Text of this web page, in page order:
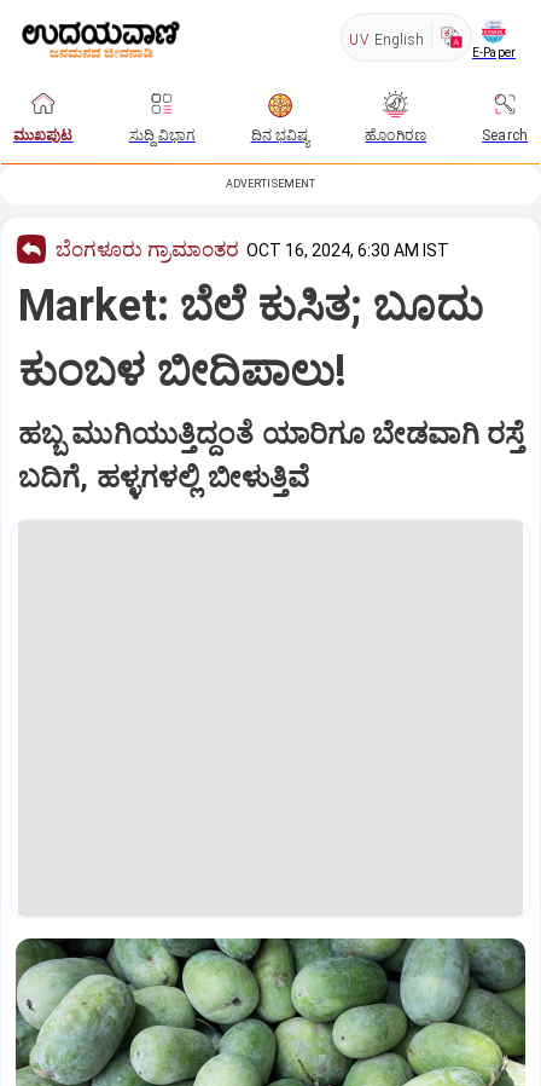
UV English
E-Paper
ಮುಖಪುಟ ಸುದ್ದಿ ವಿಭಾಗ ದಿನ ಭವಿಷ್ಯ ಹೊಂಗಿರಣ Search
ADVERTISEMENT
ಬೆಂಗಳೂರು ಗ್ರಾಮಾಂತರ OCT 16, 2024, 6:30 AM IST
Market: ಬೆಲೆ ಕುಸಿತ; ಬೂದು
ಕುಂಬಳ ಬೀದಿಪಾಲು!
ಹಬ್ಬ ಮುಗಿಯುತ್ತಿದ್ದಂತೆ ಯಾರಿಗೂ ಬೇಡವಾಗಿ ರಸ್ತೆ
ಬದಿಗೆ, ಹಳ್ಳಗಳಲ್ಲಿ ಬೀಳುತ್ತಿವೆ